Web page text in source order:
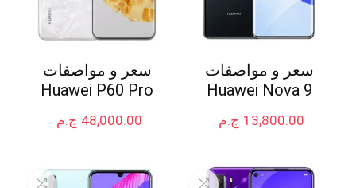
سعر و مواصفات
Huawei Nova 9
ج.م 13,800.00
سعر و مواصفات
Huawei P60 Pro
ج.م 48,000.00